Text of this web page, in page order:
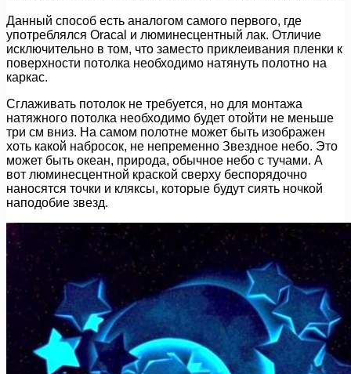
Данный способ есть аналогом самого первого, где
употреблялся Oracal и люминесцентный лак. Отличие
исключительно в том, что заместо приклеивания пленки к
поверхности потолка необходимо натянуть полотно на
каркас.
Сглаживать потолок не требуется, но для монтажа
натяжного потолка необходимо будет отойти не меньше
три см вниз. На самом полотне может быть изображен
хоть какой набросок, не непременно Звездное небо. Это
может быть океан, природа, обычное небо с тучами. А
вот люминесцентной краской сверху беспорядочно
наносятся точки и кляксы, которые будут сиять ночкой
наподобие звезд.